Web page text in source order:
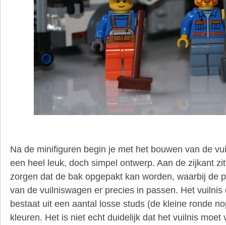
Na de minifiguren begin je met het bouwen van de
een heel leuk, doch simpel ontwerp. Aan de zijkant
zorgen dat de bak opgepakt kan worden, waarbij de
van de vuilniswagen er precies in passen. Het vuilnis
bestaat uit een aantal losse studs (de kleine ronde
kleuren. Het is niet echt duidelijk dat het vuilnis moet